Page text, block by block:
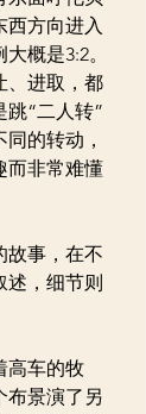
方向进入
概是3:2。
、进取，都
“二人转”
的转动，
而非常难懂
故事，在不
述，细节则
高车的牧
布景演了另